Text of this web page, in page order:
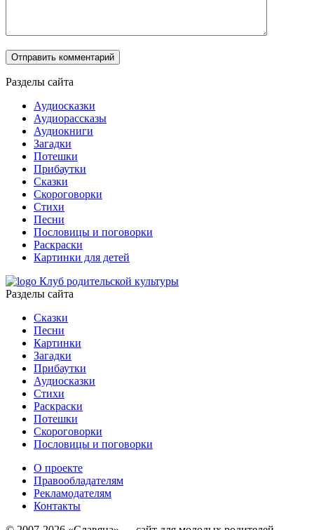
Разделы сайта
Аудиосказки
Аудиорассказы
Аудиокниги
Загадки
Потешки
Прибаутки
Сказки
Скороговорки
Стихи
Песни
Пословицы и поговорки
Раскраски
Картинки для детей
Клуб родительской культуры
Разделы сайта
Сказки
Песни
Картинки
Загадки
Прибаутки
Аудиосказки
Стихи
Раскраски
Потешки
Скороговорки
Пословицы и поговорки
О проекте
Правообладателям
Рекламодателям
Контакты